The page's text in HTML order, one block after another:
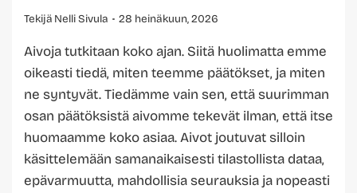
Tekijä Nelli Sivula 28 heinäkuun, 2026
Aivoja tutkitaan koko ajan. Siitä huolimatta emme
oikeasti tiedä, miten teemme päätökset, ja miten
ne syntyvät. Tiedämme vain sen, että suurimman
osan päätöksistä aivomme tekevät ilman, että itse
huomaamme koko asiaa. Aivot joutuvat silloin
käsittelemään samanaikaisesti tilastollista dataa,
epävarmuutta, mahdollisia seurauksia ja nopeasti